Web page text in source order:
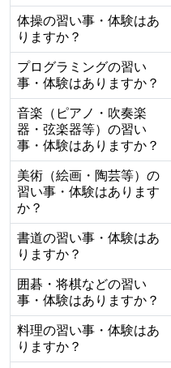
体操の習い事・体験はあ
りますか？
プログラミングの習い
事・体験はありますか？
音楽（ピアノ・吹奏楽
器・弦楽器等）の習い
事・体験はありますか？
美術（絵画・陶芸等）の
習い事・体験はあります
か？
書道の習い事・体験はあ
りますか？
囲碁・将棋などの習い
事・体験はありますか？
料理の習い事・体験はあ
りますか？